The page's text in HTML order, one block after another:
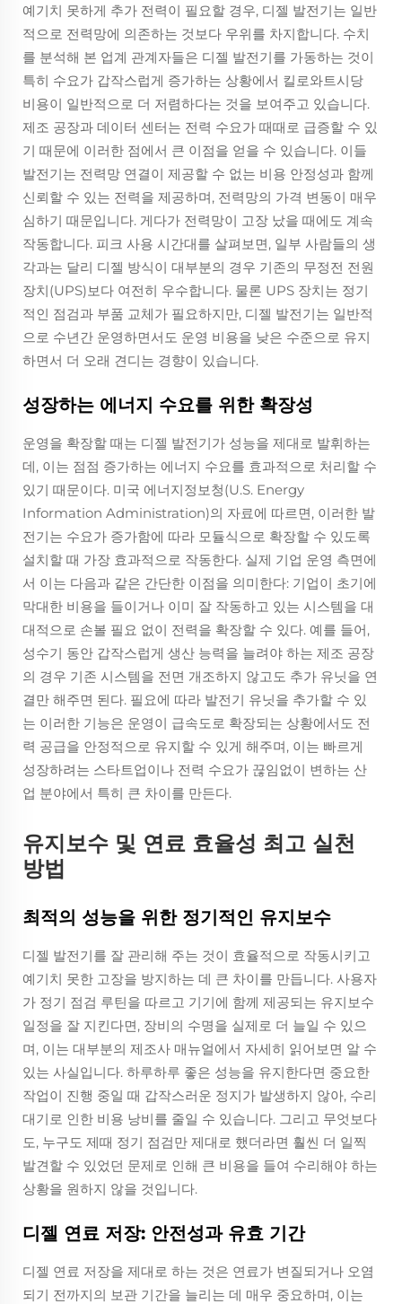
예기치 못하게 추가 전력이 필요할 경우, 디젤 발전기는 일반
적으로 전력망에 의존하는 것보다 우위를 차지합니다. 수치
를 분석해 본 업계 관계자들은 디젤 발전기를 가동하는 것이
특히 수요가 갑작스럽게 증가하는 상황에서 킬로와트시당
비용이 일반적으로 더 저렴하다는 것을 보여주고 있습니다.
제조 공장과 데이터 센터는 전력 수요가 때때로 급증할 수 있
기 때문에 이러한 점에서 큰 이점을 얻을 수 있습니다. 이들
발전기는 전력망 연결이 제공할 수 없는 비용 안정성과 함께
신뢰할 수 있는 전력을 제공하며, 전력망의 가격 변동이 매우
심하기 때문입니다. 게다가 전력망이 고장 났을 때에도 계속
작동합니다. 피크 사용 시간대를 살펴보면, 일부 사람들의 생
각과는 달리 디젤 방식이 대부분의 경우 기존의 무정전 전원
장치(UPS)보다 여전히 우수합니다. 물론 UPS 장치는 정기
적인 점검과 부품 교체가 필요하지만, 디젤 발전기는 일반적
으로 수년간 운영하면서도 운영 비용을 낮은 수준으로 유지
하면서 더 오래 견디는 경향이 있습니다.
성장하는 에너지 수요를 위한 확장성
운영을 확장할 때는 디젤 발전기가 성능을 제대로 발휘하는
데, 이는 점점 증가하는 에너지 수요를 효과적으로 처리할 수
있기 때문이다. 미국 에너지정보청(U.S. Energy
Information Administration)의 자료에 따르면, 이러한 발
전기는 수요가 증가함에 따라 모듈식으로 확장할 수 있도록
설치할 때 가장 효과적으로 작동한다. 실제 기업 운영 측면에
서 이는 다음과 같은 간단한 이점을 의미한다: 기업이 초기에
막대한 비용을 들이거나 이미 잘 작동하고 있는 시스템을 대
대적으로 손볼 필요 없이 전력을 확장할 수 있다. 예를 들어,
성수기 동안 갑작스럽게 생산 능력을 늘려야 하는 제조 공장
의 경우 기존 시스템을 전면 개조하지 않고도 추가 유닛을 연
결만 해주면 된다. 필요에 따라 발전기 유닛을 추가할 수 있
는 이러한 기능은 운영이 급속도로 확장되는 상황에서도 전
력 공급을 안정적으로 유지할 수 있게 해주며, 이는 빠르게
성장하려는 스타트업이나 전력 수요가 끊임없이 변하는 산
업 분야에서 특히 큰 차이를 만든다.
유지보수 및 연료 효율성 최고 실천
방법
최적의 성능을 위한 정기적인 유지보수
디젤 발전기를 잘 관리해 주는 것이 효율적으로 작동시키고
예기치 못한 고장을 방지하는 데 큰 차이를 만듭니다. 사용자
가 정기 점검 루틴을 따르고 기기에 함께 제공되는 유지보수
일정을 잘 지킨다면, 장비의 수명을 실제로 더 늘일 수 있으
며, 이는 대부분의 제조사 매뉴얼에서 자세히 읽어보면 알 수
있는 사실입니다. 하루하루 좋은 성능을 유지한다면 중요한
작업이 진행 중일 때 갑작스러운 정지가 발생하지 않아, 수리
대기로 인한 비용 낭비를 줄일 수 있습니다. 그리고 무엇보다
도, 누구도 제때 정기 점검만 제대로 했더라면 훨씬 더 일찍
발견할 수 있었던 문제로 인해 큰 비용을 들여 수리해야 하는
상황을 원하지 않을 것입니다.
디젤 연료 저장: 안전성과 유효 기간
디젤 연료 저장을 제대로 하는 것은 연료가 변질되거나 오염
되기 전까지의 보관 기간을 늘리는 데 매우 중요하며, 이는